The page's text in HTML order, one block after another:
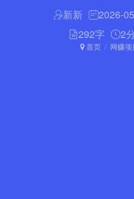
新新 2026-
292字
2
首页 网赚项